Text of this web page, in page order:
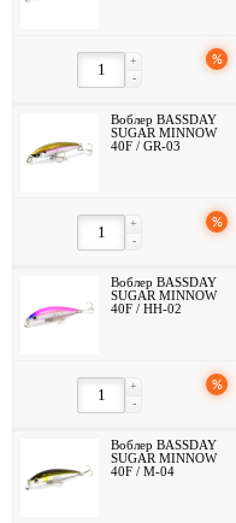
-
+ %
Воблер BASSDAY
SUGAR MINNOW
40F / GR-03
-
+ %
Воблер BASSDAY
SUGAR MINNOW
40F / HH-02
-
+ %
Воблер BASSDAY
SUGAR MINNOW
40F / M-04